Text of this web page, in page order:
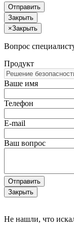
Отправить
Закрыть
×Закрыть
Вопрос
Продукт
Ваше имя
Телефон
E-mail
Ваш вопрос
Отправить
Закрыть
Не нашли, что